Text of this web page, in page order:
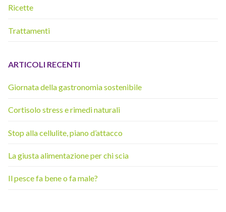
Ricette
Trattamenti
ARTICOLI RECENTI
Giornata della gastronomia sostenibile
Cortisolo stress e rimedi naturali
Stop alla cellulite, piano d’attacco
La giusta alimentazione per chi scia
Il pesce fa bene o fa male?